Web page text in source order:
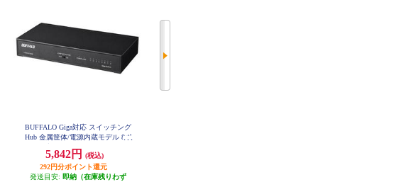
BUFFALO Giga対応 スイッチング
Hub 金属筐体/電源内蔵モデル 8ポ
5,842円
(税込)
292円分ポイント還元
発送目安: 即納（在庫残りわず